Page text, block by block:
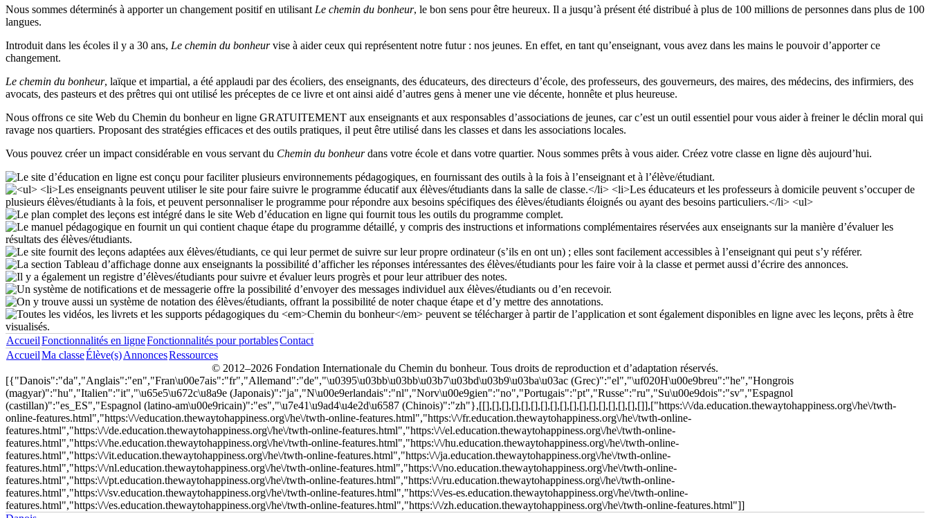
Nous sommes déterminés à apporter un changement positif en utilisant Le chemin du bonheur, le bon sens pour être heureux. Il a jusqu’à présent été distribué à plus de 100 millions de personnes dans plus de 100
langues.
Introduit dans les écoles il y a 30 ans, Le chemin du bonheurvise à aider ceux qui représentent notre futur : nos jeunes. En effet, en tant qu’enseignant, vous avez dans les mains le pouvoir d’apporter ce
changement.
Le chemin du bonheur, laïque et impartial, a été applaudi par des écoliers, des enseignants, des éducateurs, des directeurs d’école, des professeurs, des gouverneurs, des maires, des médecins, des infirmiers, des
avocats, des pasteurs et des prêtres qui ont utilisé les préceptes de ce livre et ont ainsi aidé d’autres gens à mener une vie décente, honnête et plus heureuse.
Nous offrons ce site Web du Chemin du bonheur en ligne GRATUITEMENT aux enseignants et aux responsables d’associations de jeunes, car c’est un outil essentiel pour vous aider à freiner le déclin moral qui
ravage nos quartiers. Proposant des stratégies efficaces et des outils pratiques, il peut être utilisé dans les classes et dans les associations locales.
Vous pouvez créer un impact considérable en vous servant du Chemin du bonheurdans votre école et dans votre quartier. Nous sommes prêts à vous aider. Créez votre classe en ligne dès aujourd’hui.
AccueilFonctionnalités en ligneFonctionnalités pour portablesContact
AccueilMa classeÉlève(s)AnnoncesRessources
© 2012–2026 Fondation Internationale du Chemin du bonheur. Tous droits de reproduction et d’adaptation réservés.
[{"Danois":"da","Anglais":"en","Fran\u00e7ais":"fr","Allemand":"de","\u0395\u03bb\u03bb\u03b7\u03bd\u03b9\u03ba\u03ac (Grec)":"el","\uf020H\u00e9breu":"he","Hongrois
(magyar)":"hu","Italien":"it","\u65e5\u672c\u8a9e (Japonais)":"ja","N\u00e9erlandais":"nl","Norv\u00e9gien":"no","Portugais":"pt","Russe":"ru","Su\u00e9dois":"sv","Espagnol
(castillan)":"es_ES","Espagnol (latino-am\u00e9ricain)":"es","\u7e41\u9ad4\u4e2d\u6587 (Chinois)":"zh"},[[],[],[],[],[],[],[],[],[],[],[],[],[],[],[],[],[]],["https:\/\/da.education.thewaytohappiness.org\/he\/twth-
online-features.html","https:\/\/education.thewaytohappiness.org\/he\/twth-online-features.html","https:\/\/fr.education.thewaytohappiness.org\/he\/twth-online-
features.html","https:\/\/de.education.thewaytohappiness.org\/he\/twth-online-features.html","https:\/\/el.education.thewaytohappiness.org\/he\/twth-online-
features.html","https:\/\/he.education.thewaytohappiness.org\/he\/twth-online-features.html","https:\/\/hu.education.thewaytohappiness.org\/he\/twth-online-
features.html","https:\/\/it.education.thewaytohappiness.org\/he\/twth-online-features.html","https:\/\/ja.education.thewaytohappiness.org\/he\/twth-online-
features.html","https:\/\/nl.education.thewaytohappiness.org\/he\/twth-online-features.html","https:\/\/no.education.thewaytohappiness.org\/he\/twth-online-
features.html","https:\/\/pt.education.thewaytohappiness.org\/he\/twth-online-features.html","https:\/\/ru.education.thewaytohappiness.org\/he\/twth-online-
features.html","https:\/\/sv.education.thewaytohappiness.org\/he\/twth-online-features.html","https:\/\/es-es.education.thewaytohappiness.org\/he\/twth-online-
features.html","https:\/\/es.education.thewaytohappiness.org\/he\/twth-online-features.html","https:\/\/zh.education.thewaytohappiness.org\/he\/twth-online-features.html"]]